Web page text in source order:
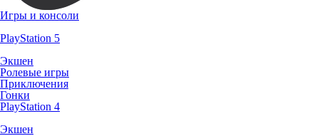
Игры и консоли
PlayStation 5
Экшен
Ролевые игры
Приключения
Гонки
PlayStation 4
Экшен